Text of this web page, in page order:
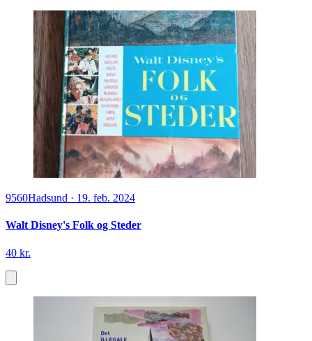
9560Hadsund · 19. feb. 2024
Walt Disney's Folk og Steder
40 kr.